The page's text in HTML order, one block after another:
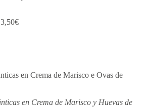
en Crema de Marisco e Ovas de
en Crema de Marisco y Huevas de